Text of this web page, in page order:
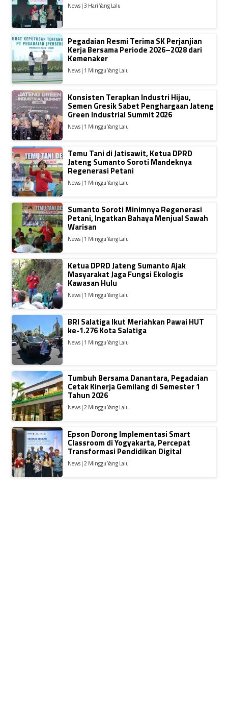
News | 3 Hari Yang Lalu
Pegadaian Resmi Terima SK Perjanjian
Kerja Bersama Periode 2026–2028 dari
Kemenaker
News | 1 Minggu Yang Lalu
Konsisten Terapkan Industri Hijau,
Semen Gresik Sabet Penghargaan Jateng
Green Industrial Summit 2026
News | 1 Minggu Yang Lalu
Temu Tani di Jatisawit, Ketua DPRD
Jateng Sumanto Soroti Mandeknya
Regenerasi Petani
News | 1 Minggu Yang Lalu
Sumanto Soroti Minimnya Regenerasi
Petani, Ingatkan Bahaya Menjual Sawah
Warisan
News | 1 Minggu Yang Lalu
Ketua DPRD Jateng Sumanto Ajak
Masyarakat Jaga Fungsi Ekologis
Kawasan Hulu
News | 1 Minggu Yang Lalu
BRI Salatiga Ikut Meriahkan Pawai HUT
ke-1.276 Kota Salatiga
News | 1 Minggu Yang Lalu
Tumbuh Bersama Danantara, Pegadaian
Cetak Kinerja Gemilang di Semester 1
Tahun 2026
News | 2 Minggu Yang Lalu
Epson Dorong Implementasi Smart
Classroom di Yogyakarta, Percepat
Transformasi Pendidikan Digital
News | 2 Minggu Yang Lalu